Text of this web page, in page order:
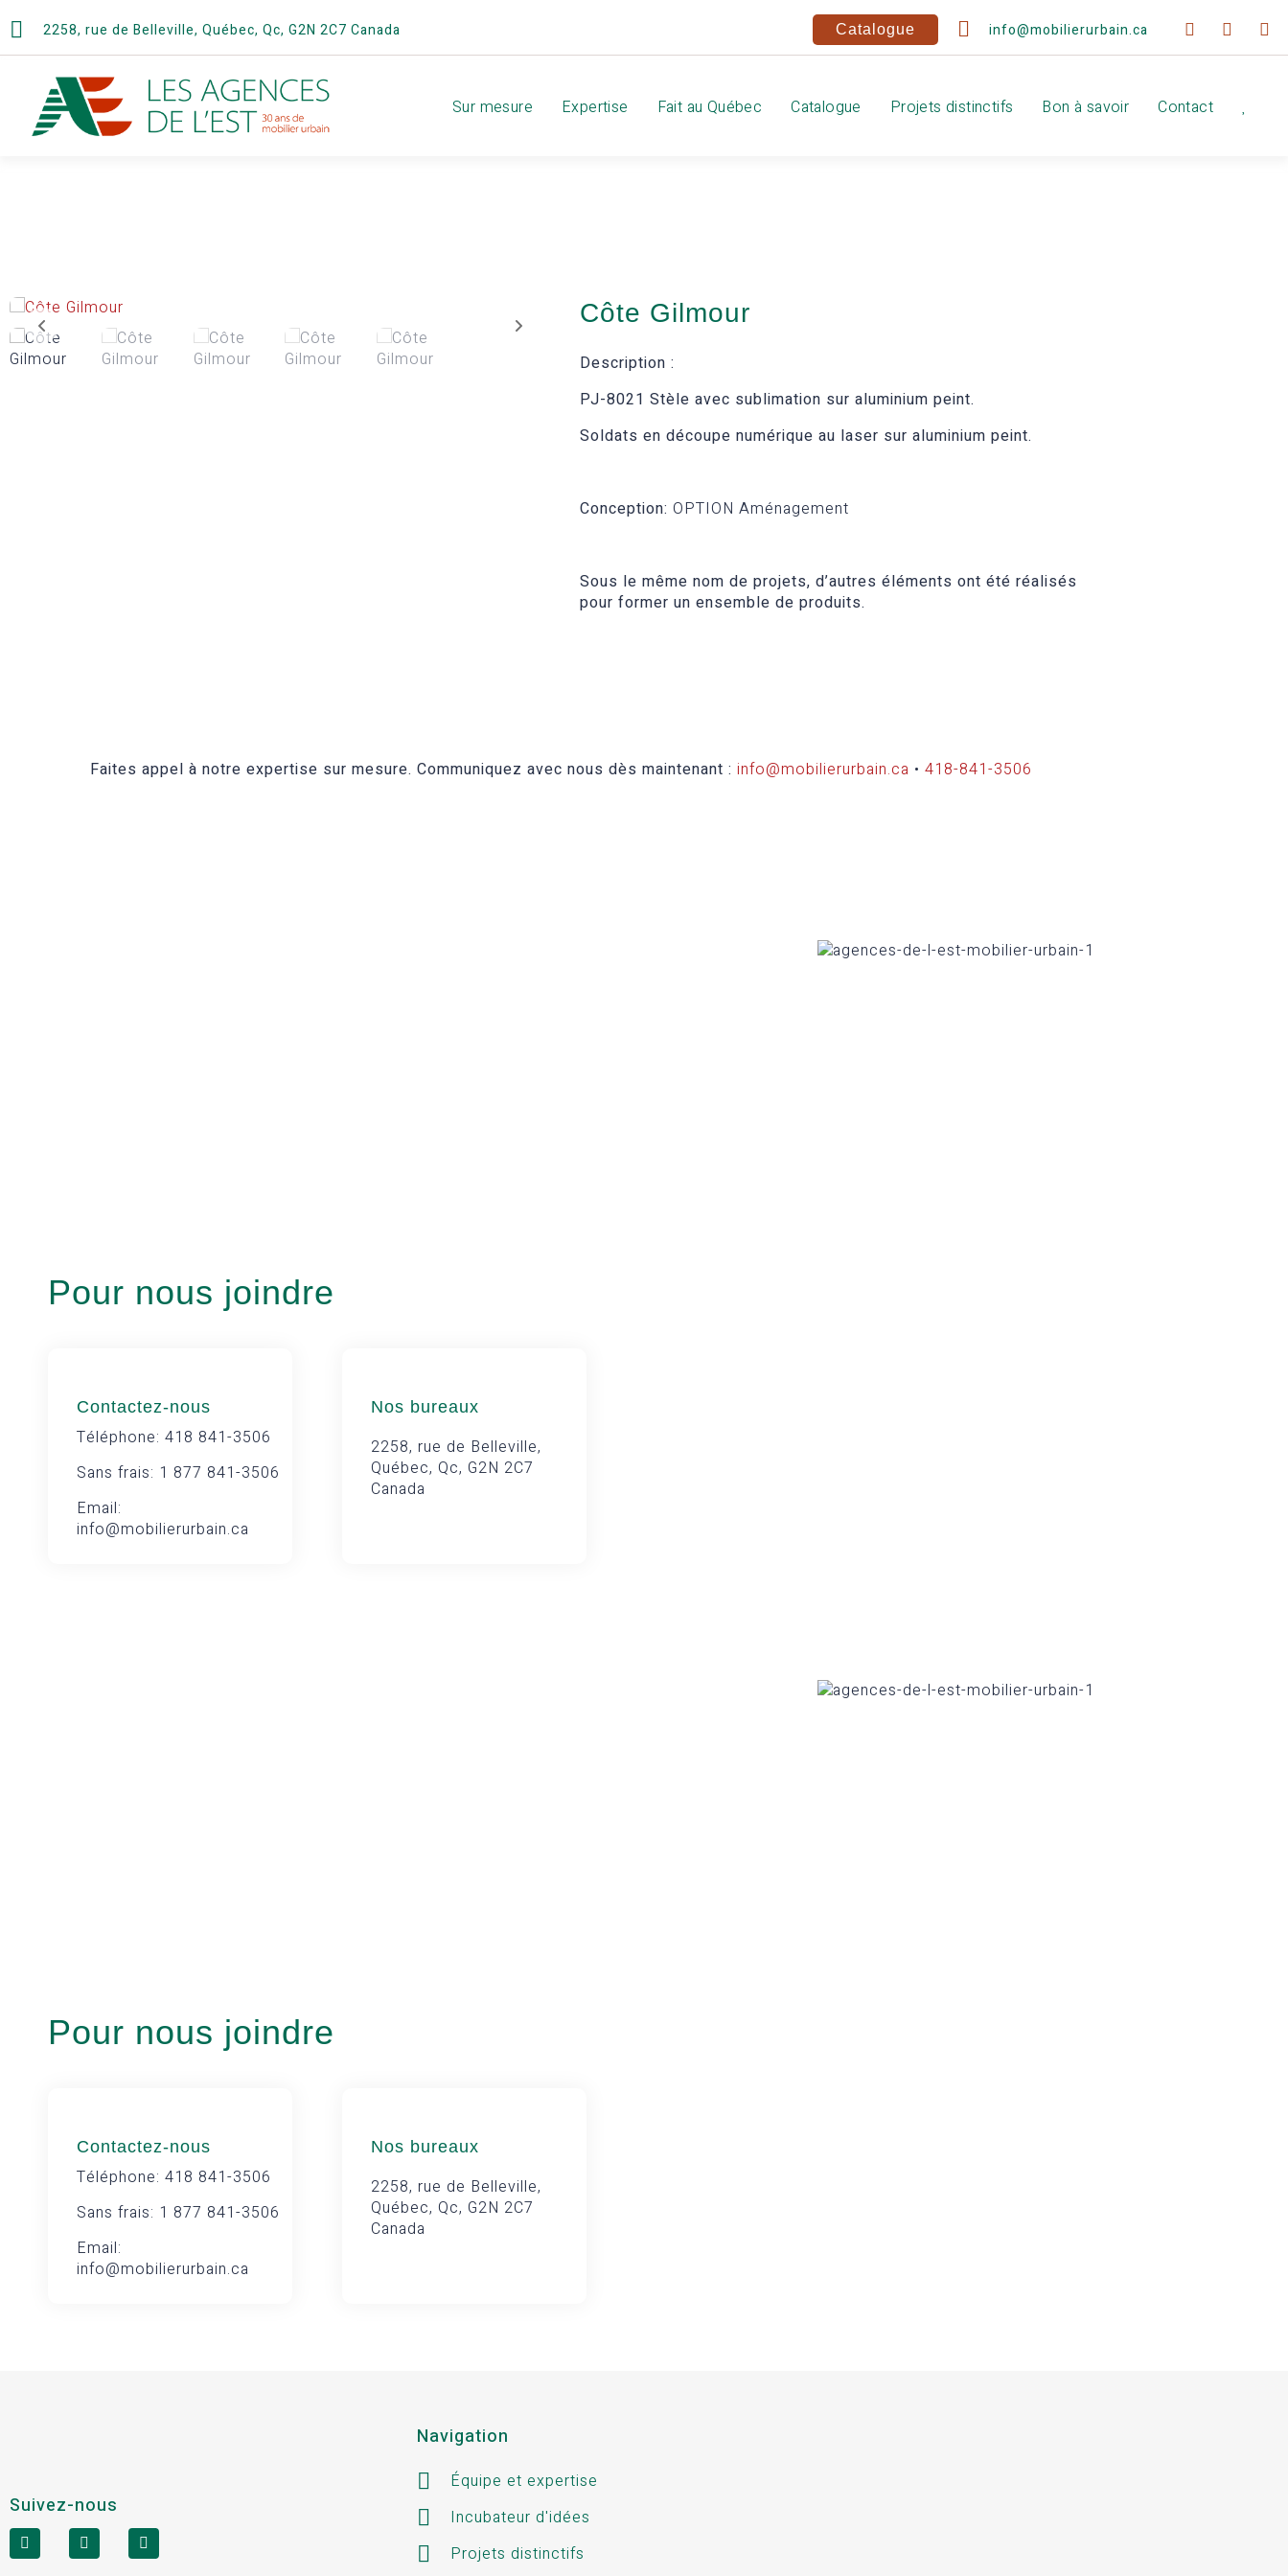
2258, rue de Belleville, Québec, Qc, G2N 2C7 Canada Catalogue info@mobilierurbain.ca
Sur mesure Expertise Fait au Québec Catalogue Projets distinctifs Bon à savoir Contact
Côte Gilmour
Description :
PJ-8021 Stèle avec sublimation sur aluminium peint.
Soldats en découpe numérique au laser sur aluminium peint.
Conception: OPTION Aménagement
Sous le même nom de projets, d’autres éléments ont été réalisés
pour former un ensemble de produits.
Faites appel à notre expertise sur mesure. Communiquez avec nous dès maintenant : info@mobilierurbain.ca • 418-841-3506
Pour nous joindre
Contactez-nous
Téléphone: 418 841-3506
Sans frais: 1 877 841-3506
Email:
info@mobilierurbain.ca
Nos bureaux
2258, rue de Belleville,
Québec, Qc, G2N 2C7
Canada
Pour nous joindre
Contactez-nous
Téléphone: 418 841-3506
Sans frais: 1 877 841-3506
Email:
info@mobilierurbain.ca
Nos bureaux
2258, rue de Belleville,
Québec, Qc, G2N 2C7
Canada
Suivez-nous
Navigation
Équipe et expertise
Incubateur d'idées
Projets distinctifs